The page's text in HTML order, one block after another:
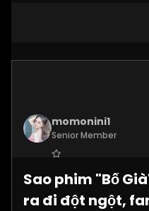
momonini1
Senior Member
Posts: 5399
Sao phim "Bố
ra đi đột ngột,